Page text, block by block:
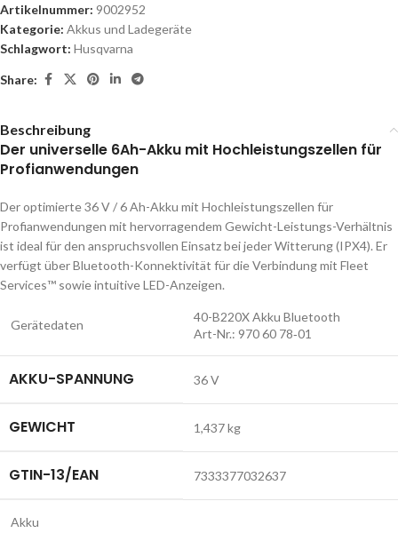
Artikelnummer: 9002952
Kategorie: Akkus und Ladegeräte
Schlagwort: Husqvarna
Share:
Beschreibung
Der universelle 6Ah-Akku mit Hochleistungszellen für
Profianwendungen
Der optimierte 36 V / 6 Ah-Akku mit Hochleistungszellen für
Profianwendungen mit hervorragendem Gewicht-Leistungs-Verhältnis
ist ideal für den anspruchsvollen Einsatz bei jeder Witterung (IPX4). Er
verfügt über Bluetooth-Konnektivität für die Verbindung mit Fleet
Services™ sowie intuitive LED-Anzeigen.
Gerätedaten
40-B220X Akku Bluetooth
Art-Nr.: 970 60 78‑01
AKKU-SPANNUNG 36 V
GEWICHT 1,437 kg
GTIN-13/EAN 7333377032637
Akku